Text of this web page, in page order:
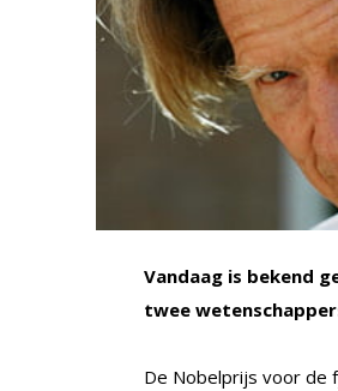
Vandaag is bekend
twee
De Nobelprijs voor de